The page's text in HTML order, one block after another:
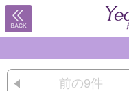
前の9件